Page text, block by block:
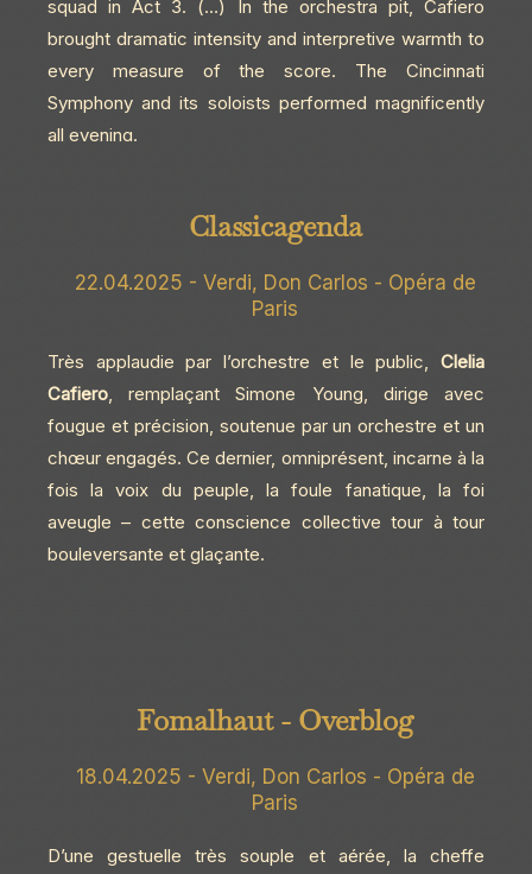
squad in Act 3. (…) In the orchestra pit, Cafiero
brought dramatic intensity and interpretive warmth to
every measure of the score. The Cincinnati
Symphony and its soloists performed magnificently
all evening.
Classicagenda
22.04.2025 - Verdi, Don Carlos - Opéra de
Paris
Très applaudie par l’orchestre et le public, Clelia
Cafiero, remplaçant Simone Young, dirige avec
fougue et précision, soutenue par un orchestre et un
chœur engagés. Ce dernier, omniprésent, incarne à la
fois la voix du peuple, la foule fanatique, la foi
aveugle – cette conscience collective tour à tour
bouleversante et glaçante.
Fomalhaut - Overblog
18.04.2025 - Verdi, Don Carlos - Opéra de
Paris
D’une gestuelle très souple et aérée, la cheffe